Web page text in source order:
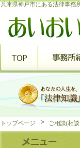
兵庫県神戸市にある法律事務
トップページ ご相談(相